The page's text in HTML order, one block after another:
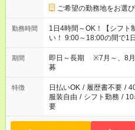
ご希望の勤務地をお選
勤務時間
1日4時間～OK！【シフト
い！ 9:00～18:00の間で1日4
のライフスタイルに合っ
勤務時間もご用意してい
期間
即日～長期 ※7月～、8
募
特徴 日払いOK / 履歴書不要 /
服装自由 / シフト勤務 /
要